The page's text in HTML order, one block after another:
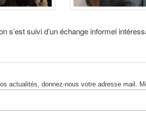
s’est suivi d’un échange informel
actualités, donnez-nous votre adresse mail.